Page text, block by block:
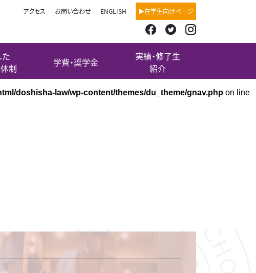
アクセス お問い合わせ ENGLISH ▶在学生向けページ
制
学費・奨学金
実績・修了生
紹介
doshisha-law/wp-content/themes/du_theme/gnav.php on line